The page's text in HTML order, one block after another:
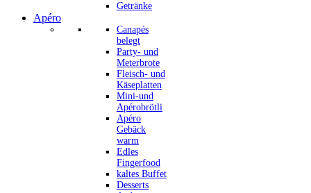
Getränke
Apéro
Canapés
belegt
Party- und
Meterbrote
Fleisch- und
Käseplatten
Mini-und
Apérobrötli
Apéro
Gebäck
warm
Edles
Fingerfood
kaltes Buffet
Desserts